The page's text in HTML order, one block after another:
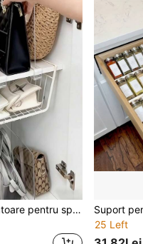
6 buc/8 buc Divizatoare pentru spațiu de depozitare haine, organizator de garderobă, depozitare în dulap, divizor pentru spațiu de dulap, raft de dulap, separator pentru haine, depozitare pentru genți, depozitare haine, divizor de raft, organizator de garderobă, paravan de cameră, accesorii de organizare și depozitare, poate depozita și organiza pulovere, șosete, pantaloni, blugi, lenjerie intimă etc., decor de dormitor, pentru întoarcerea la școală
25 Left